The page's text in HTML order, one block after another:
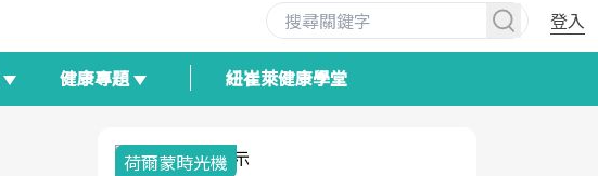
登入
健康專題 紐崔萊健康學堂
荷爾蒙時光機